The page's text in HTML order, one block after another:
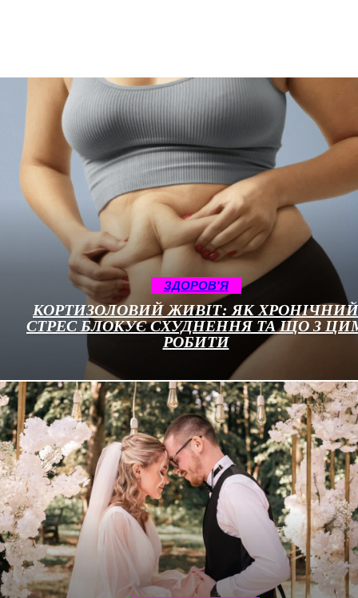
ЗДОРОВ'Я
КОРТИЗОЛОВИЙ ЖИВІТ: ЯК ХРОНІЧНИЙ
СТРЕС БЛОКУЄ СХУДНЕННЯ ТА ЩО З
РОБИТИ